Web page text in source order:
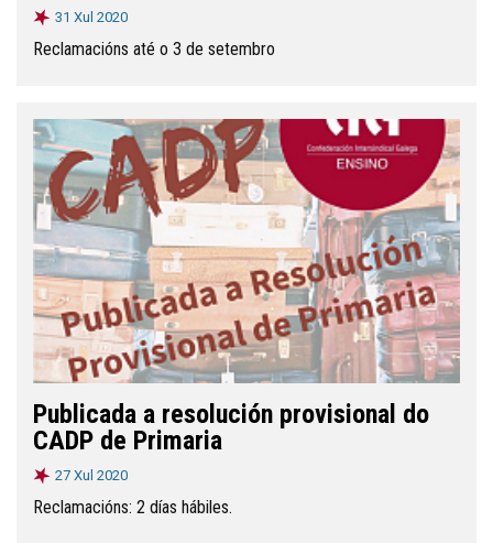
31 Xul 2020
Reclamacións até o 3 de setembro
Publicada a resolución provisional do
CADP de Primaria
27 Xul 2020
Reclamacións: 2 días hábiles.